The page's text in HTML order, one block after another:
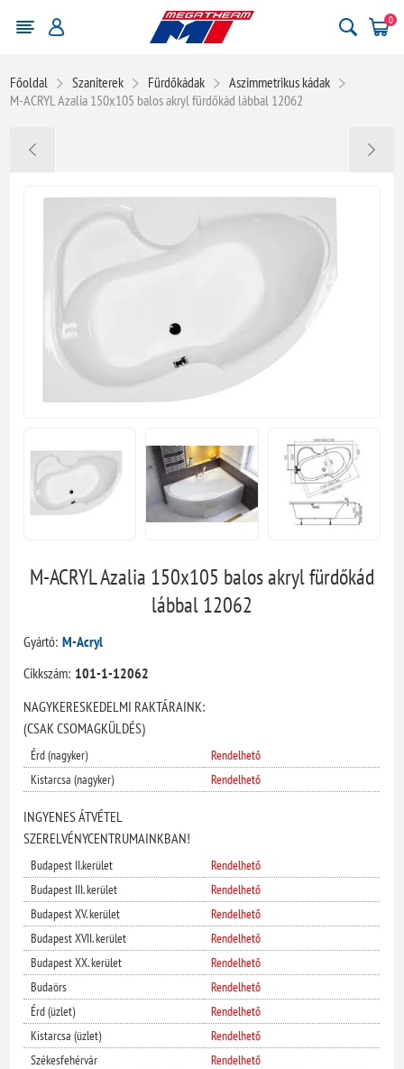
0
Főoldal Szaniterek Fürdőkádak
Aszimmetrikus kádak
M-ACRYL Azalia 150x105 balos akryl fürdőkád lábbal 12062
M-ACRYL Azalia 150x105 balos akryl fürdőkád
lábbal 12062
Gyártó: M-Acryl
Cikkszám: 101-1-12062
NAGYKERESKEDELMI RAKTÁRAINK:
(CSAK CSOMAGKÜLDÉS)
Érd (nagyker)
Rendelhető
Kistarcsa (nagyker)
Rendelhető
INGYENES ÁTVÉTEL
SZERELVÉNYCENTRUMAINKBAN!
Budapest II.kerület
Rendelhető
Budapest III. kerület
Rendelhető
Budapest XV. kerület
Rendelhető
Budapest XVII. kerület
Rendelhető
Budapest XX. kerület
Rendelhető
Budaörs
Rendelhető
Érd (üzlet)
Rendelhető
Kistarcsa (üzlet)
Rendelhető
Székesfehérvár
Rendelhető